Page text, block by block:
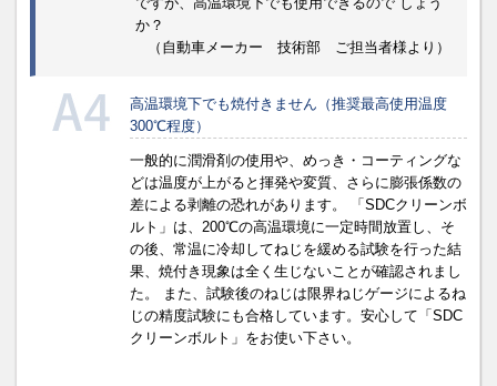
か？
（自動車メーカー 技術部 ご担当者様より）
高温環境下でも焼付きません（推奨最高使用温度
300℃程度）
一般的に潤滑剤の使用や、めっき・コーティングな
どは温度が上がると揮発や変質、さらに膨張係数の
差による剥離の恐れがあります。 「SDCクリーンボ
ルト」は、200℃の高温環境に一定時間放置し、そ
の後、常温に冷却してねじを緩める試験を行った結
果、焼付き現象は全く生じないことが確認されまし
た。 また、試験後のねじは限界ねじゲージによるね
じの精度試験にも合格しています。安心して「SDC
クリーンボルト」をお使い下さい。